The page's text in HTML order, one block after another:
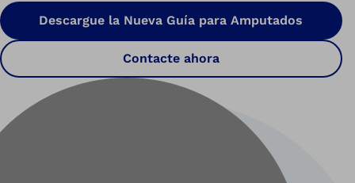
Descargue la Nueva Guía para Amputados
Contacte ahora